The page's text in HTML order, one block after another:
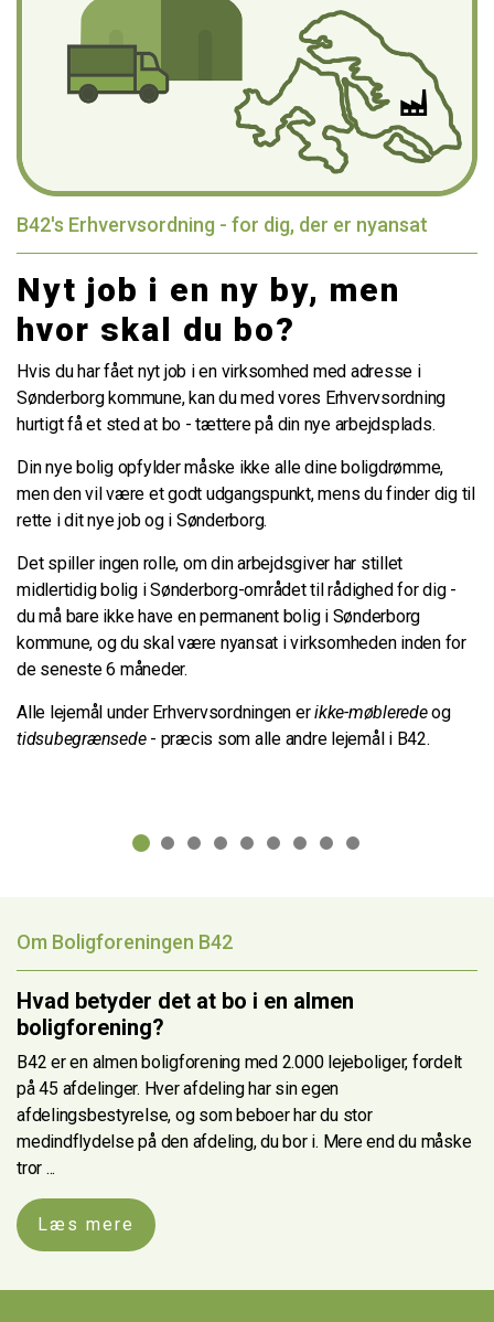
B42's Erhvervsordning - for dig, der er nyansat
Nyt job i en ny by, men
hvor skal du bo?
Hvis du har fået nyt job i en virksomhed med adresse i
Sønderborg kommune, kan du med vores Erhvervsordning
hurtigt få et sted at bo - tættere på din nye arbejdsplads.
Din nye bolig opfylder måske ikke alle dine boligdrømme,
men den vil være et godt udgangspunkt, mens du finder dig til
rette i dit nye job og i Sønderborg.
Det spiller ingen rolle, om din arbejdsgiver har stillet
midlertidig bolig i Sønderborg-området til rådighed for dig -
du må bare ikke have en permanent bolig i Sønderborg
kommune, og du skal være nyansat i virksomheden inden for
de seneste 6 måneder.
Alle lejemål under Erhvervsordningen erikke-møbleredeog
tidsubegrænsede- præcis som alle andre lejemål i B42.
Om Boligforeningen B42
Hvad betyder det at bo i en almen
boligforening?
B42 er en almen boligforening med 2.000 lejeboliger, fordelt
på 45 afdelinger. Hver afdeling har sin egen
afdelingsbestyrelse, og som beboer har du stor
medindflydelse på den afdeling, du bor i. Mere end du måske
tror ...
Læs mere